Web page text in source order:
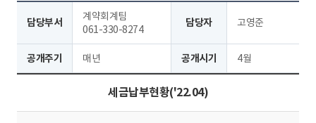
담당부서
계약회계팀
061-330-8274
담당자 고영준
공개주기 매년 공개시기 4월
세금납부현황('22.04)